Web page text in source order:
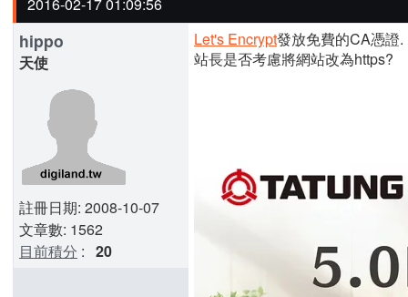
hippo
天使
註冊日期: 2008-10-07
文章數: 1562
目前積分 : 20
Let's Encrypt發放免費的CA憑證.
站長是否考慮將網站改為https?